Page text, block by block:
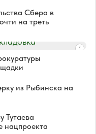
Сбера в
на треть
из Рыбинска на
Тутаева
нацпроекта